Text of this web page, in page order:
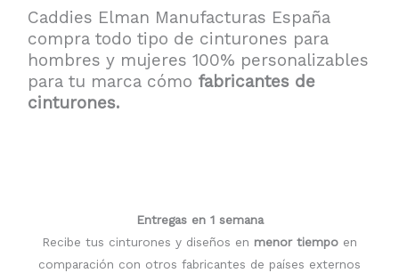
Caddies Elman Manufacturas España
compra todo tipo de cinturones para
hombres y mujeres 100% personalizables
para tu marca cómo fabricantes de
cinturones.
Entregas en 1 semana
Recibe tus cinturones y diseños en menor tiempo en
comparación con otros fabricantes de países externos